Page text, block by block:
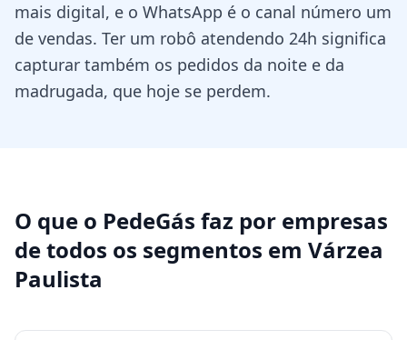
mais digital, e o WhatsApp é o canal número um
de vendas. Ter um robô atendendo 24h significa
capturar também os pedidos da noite e da
madrugada, que hoje se perdem.
O que o PedeGás faz por empresas
de todos os segmentos em Várzea
Paulista